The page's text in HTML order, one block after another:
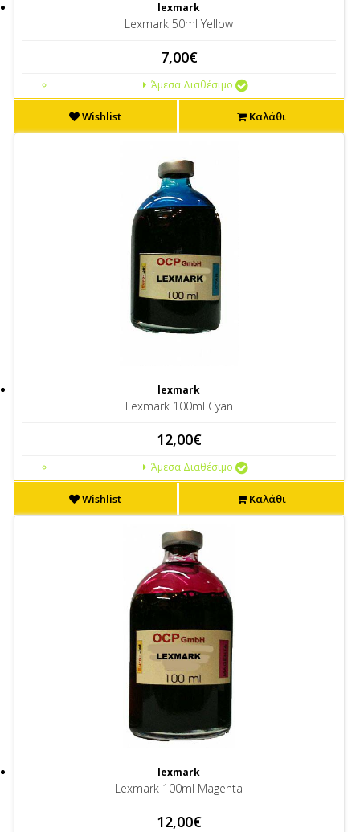
lexmark
Lexmark 50ml Yellow
7,00€
Άμεσα Διαθέσιμο
Wishlist Καλάθι
lexmark
Lexmark 100ml Cyan
12,00€
Άμεσα Διαθέσιμο
Wishlist Καλάθι
lexmark
Lexmark 100ml Magenta
12,00€